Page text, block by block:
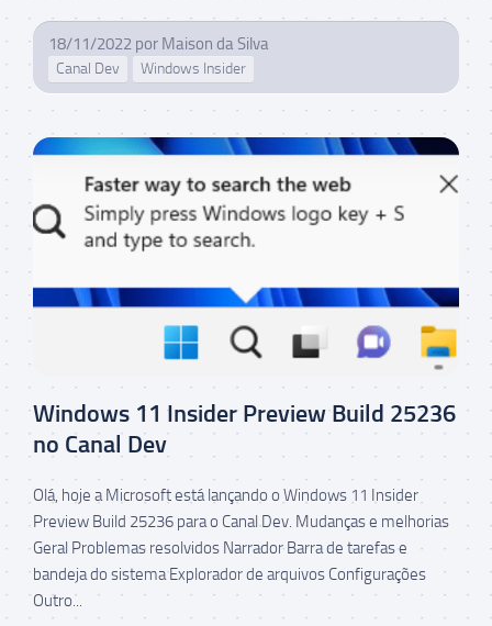
18/11/2022 por Maison da Silva
Canal Dev Windows Insider
Windows 11 Insider Preview Build 25236
no Canal Dev
Olá, hoje a Microsoft está lançando o Windows 11 Insider
Preview Build 25236 para o Canal Dev. Mudanças e melhorias
Geral Problemas resolvidos Narrador Barra de tarefas e
bandeja do sistema Explorador de arquivos Configurações
Outro...